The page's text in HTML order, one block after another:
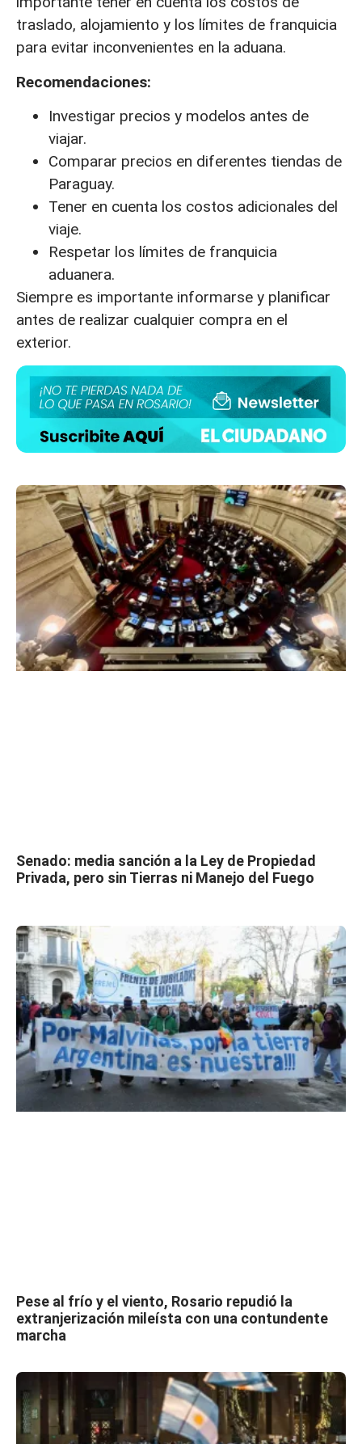
traslado, alojamiento y los límites de franquicia
para evitar inconvenientes en la aduana.
Recomendaciones:
Investigar precios y modelos antes de
viajar.
Comparar precios en diferentes tiendas de
Paraguay.
Tener en cuenta los costos adicionales del
viaje.
Respetar los límites de franquicia
aduanera.
Siempre es importante informarse y planificar
antes de realizar cualquier compra en el
exterior.
Senado: media sanción a la Ley de Propiedad
Privada, pero sin Tierras ni Manejo del Fuego
Pese al frío y el viento, Rosario repudió la
extranjerización mileísta con una contundente
marcha